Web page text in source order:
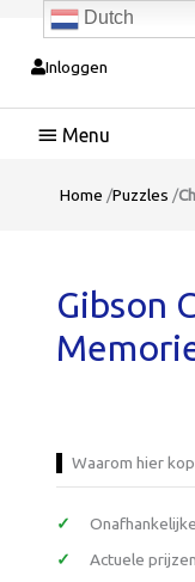
Inloggen
Hoofdmenu
Home /Puzzles /
Gibson
Waarom hier
Actuele
Dutch